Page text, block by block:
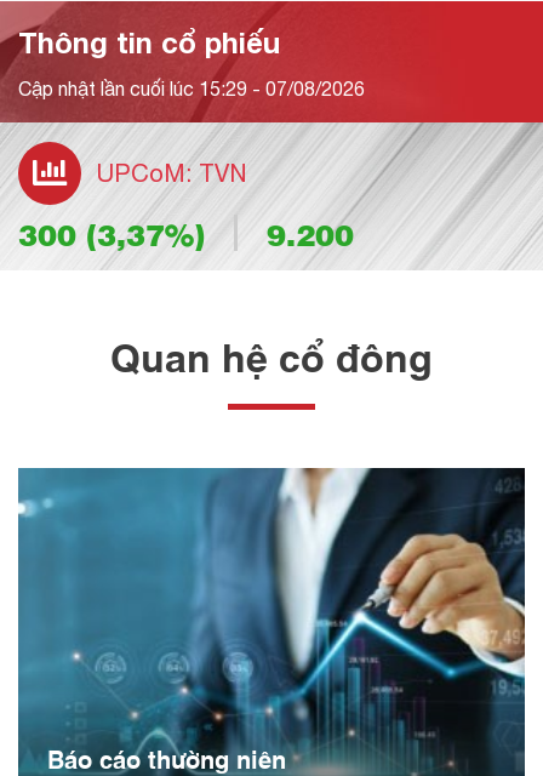
Thông tin cổ phiếu
Cập nhật lần cuối lúc 15:29 - 07/08/2026
UPCoM: TVN
300 (3,37%) 9.200
Quan hệ cổ đông
Báo cáo thường niên